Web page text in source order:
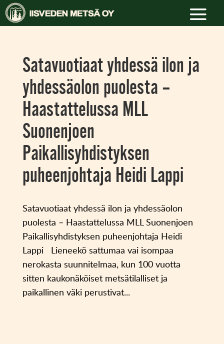
Satavuotiaat yhdessä ilon ja
yhdessäolon puolesta –
Haastattelussa MLL
Suonenjoen
Paikallisyhdistyksen
puheenjohtaja Heidi Lappi
Satavuotiaat yhdessä ilon ja yhdessäolon
puolesta – Haastattelussa MLL Suonenjoen
Paikallisyhdistyksen puheenjohtaja Heidi
Lappi Lieneekö sattumaa vai isompaa
nerokasta suunnitelmaa, kun 100 vuotta
sitten kaukonäköiset metsätilalliset ja
paikallinen väki perustivat...